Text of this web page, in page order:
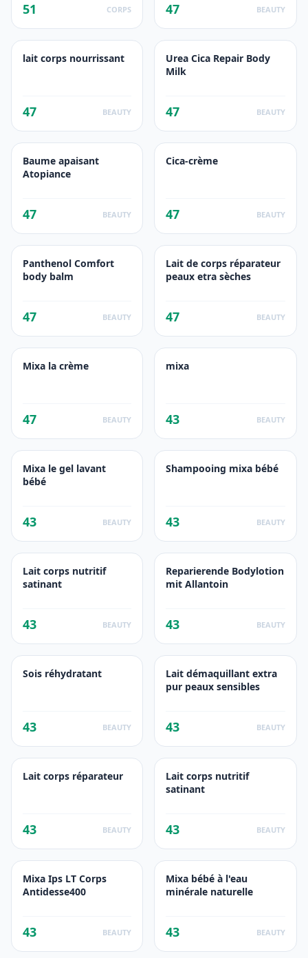
51 CORPS 47 BEAUTY
lait corps nourrissant
47 BEAUTY
Urea Cica Repair Body
Milk
47 BEAUTY
Baume apaisant
Atopiance
47 BEAUTY
Cica-crème
47 BEAUTY
Panthenol Comfort
body balm
47 BEAUTY
Lait de corps réparateur
peaux etra sèches
47 BEAUTY
Mixa la crème
47 BEAUTY
mixa
43 BEAUTY
Mixa le gel lavant
bébé
43 BEAUTY
Shampooing mixa bébé
43 BEAUTY
Lait corps nutritif
satinant
43 BEAUTY
Reparierende Bodylotion
mit Allantoin
43 BEAUTY
Sois réhydratant
43 BEAUTY
Lait démaquillant extra
pur peaux sensibles
43 BEAUTY
Lait corps réparateur
43 BEAUTY
Lait corps nutritif
satinant
43 BEAUTY
Mixa Ips LT Corps
Antidesse400
43 BEAUTY
Mixa bébé à l'eau
minérale naturelle
43 BEAUTY